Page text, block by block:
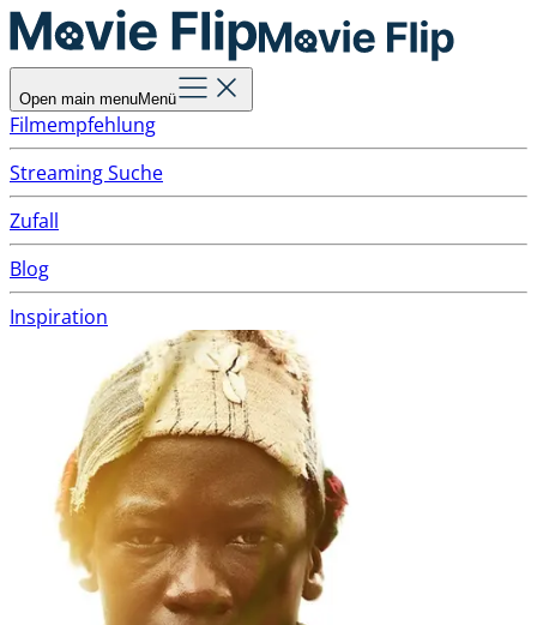
Open main menuMenü
Filmempfehlung
Streaming Suche
Zufall
Blog
Inspiration